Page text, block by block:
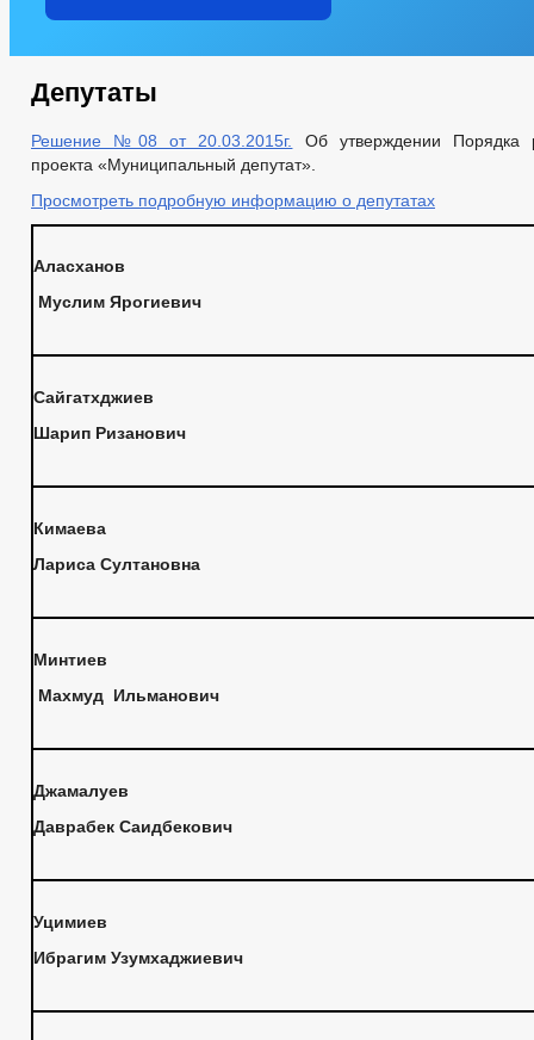
Депутаты
Решение №08 от 20.03.2015г.
Об утверждении Порядка
проекта «Муниципальный депутат».
Просмотреть подробную информацию о депутатах
Аласханов
Муслим Ярогиевич
Сайгатхджиев
Шарип Ризанович
Кимаева
Лариса Султановна
Минтиев
Махмуд Ильманович
Джамалуев
Даврабек Саидбекович
Уцимиев
Ибрагим Узумхаджиевич